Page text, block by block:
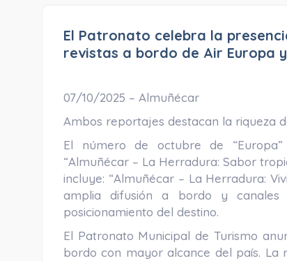
El Patronato celebra la
revistas a bordo de Air Europa
07/10/2025 – Almuñécar
Ambos reportajes destacan la riqueza
El número de octubre de
“Almuñécar – La Herradura: Sabor
incluye: “Almuñécar – La Herradura:
amplia difusión a bordo y canales
posicionamiento del destino.
El Patronato Municipal de Turismo
bordo con mayor alcance del país. La